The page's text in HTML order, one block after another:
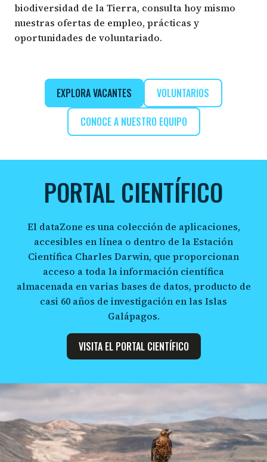
biodiversidad de la Tierra, consulta hoy mismo
nuestras ofertas de empleo, prácticas y
oportunidades de voluntariado.
EXPLORA VACANTES
VOLUNTARIOS
CONOCE A NUESTRO EQUIPO
PORTAL CIENTÍFICO
El dataZone es una colección de aplicaciones,
accesibles en línea o dentro de la Estación
Científica Charles Darwin, que proporcionan
acceso a toda la información científica
almacenada en varias bases de datos, producto de
casi 60 años de investigación en las Islas
Galápagos.
VISITA EL PORTAL CIENTÍFICO